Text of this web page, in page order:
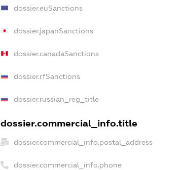
dossier.euSanctions
dossier.japanSanctions
dossier.canadaSanctions
dossier.rfSanctions
dossier.russian_reg_title
dossier.commercial_info.title
dossier.commercial_info.postal_address
dossier.commercial_info.phone